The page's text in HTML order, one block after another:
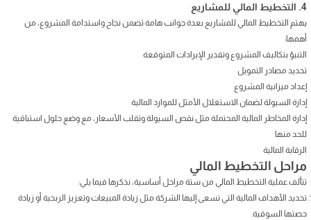
4. التخطيط المالي للمشاريع
يهتم التخطيط المالي للمشاريع بعدة جوانب هامة تضمن نجاح واستدامة المشروع، من
أهمها:
التنبؤ بتكاليف المشروع وتقدير الإيرادات المتوقعة
تحديد مصادر التمويل
إعداد ميزانية المشروع
إدارة السيولة لضمان الاستغلال الأمثل للموارد المالية
إدارة المخاطر المالية المحتملة مثل نقص السيولة وتقلب الأسعار، مع وضع حلول استباقية
للحد منها
الرقابة المالية
مراحل التخطيط المالي
تتألف عملية التخطيط المالي من ستة مراحل أساسية، نذكرها فيما يلي:
تحديد الأهداف المالية التي تسعى إليها الشركة مثل زيادة المبيعات وتعزيز الربحية أو زيادة
حصتها السوقية.